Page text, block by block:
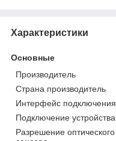
Характеристики
Основные
Производитель
Страна производитель
Интерфейс подключения
Подключение устройства
Разрешение оптического